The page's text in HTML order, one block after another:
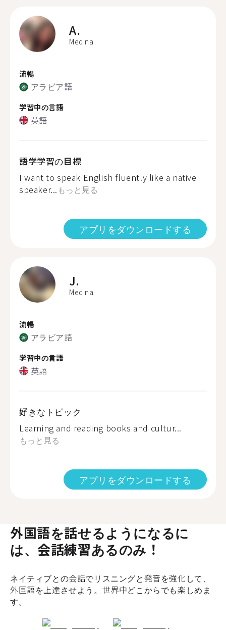
A.
Medina
流暢
アラビア語
学習中の言語
英語
語学学習の目標
I want to speak English fluently like a native
speaker... もっと見る
アプリをダウンロードする
J.
Medina
流暢
アラビア語
学習中の言語
英語
好きなトピック
Learning and reading books and cultur...
もっと見る
アプリをダウンロードする
外国語を話せるようになるに
は、会話練習あるのみ！
ネイティブとの会話でリスニングと発音を強化して、
外国語を上達させよう。世界中どこからでも楽しめま
す。